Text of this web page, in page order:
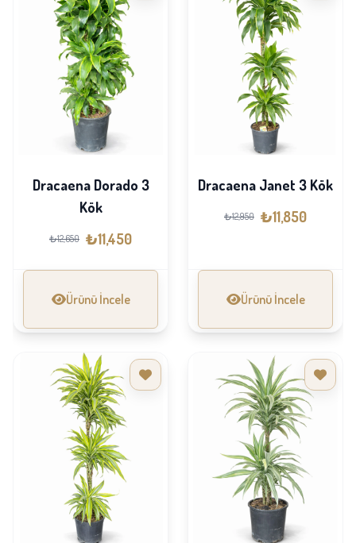
Dracaena Dorado 3
Kök
₺12,650 ₺11,450
Ürünü İncele
Dracaena Janet 3 Kök
₺12,950 ₺11,850
Ürünü İncele